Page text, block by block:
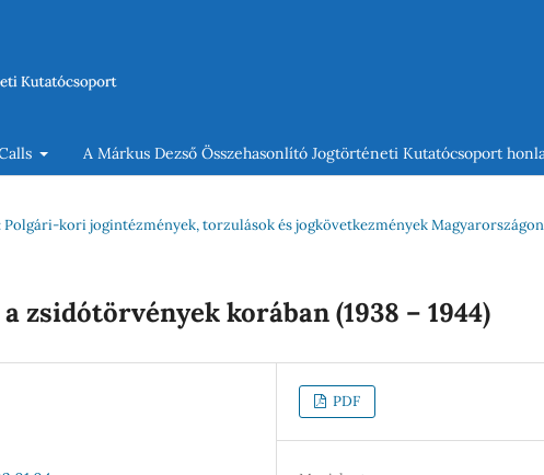
A Márkus Dezső Összehasonlító Jogtörténeti Kutatócsoport
Polgári-kori jogintézmények, torzulások és jogkövetkezmények Magyarországon
zsidótörvények korában (1938 – 1944)
PDF